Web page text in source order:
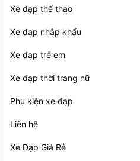
Xe đạp thể thao
Xe đạp nhập khẩu
Xe đạp trẻ em
Xe đạp thời trang nữ
Phụ kiện xe đạp
Liên hệ
Xe Đạp Giá Rẻ